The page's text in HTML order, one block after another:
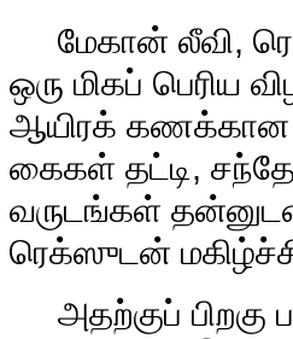
மேகான் லீவி,
ஒரு மிகப் பெரிய
ஆயிரக் கணக்கான
கைகள் தட்டி,
வருடங்கள்
ரெக்ஸுடன்
அதற்குப் பிறகு